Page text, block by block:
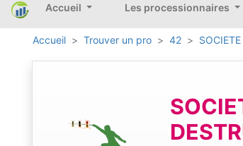
Accueil Les processionnaires
Accueil Trouver un pro 42